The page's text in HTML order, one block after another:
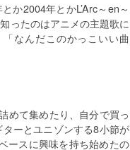
か2004年とかL’Arc～en～
ったのはアニメの主題歌に
なんだこのかっこいい曲
めて集めたり、自分で買っ
ーとユニゾンする8小節が
ースに興味を持ち始めたの